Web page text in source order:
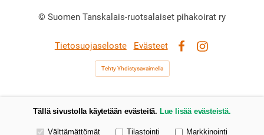
© Suomen Tanskalais-ruotsalaiset pihakoirat ry
Tietosuojaseloste
Evästeet
Tehty Yhdistysavaimella
Tällä sivustolla käytetään evästeitä. Lue lisää evästeistä.
Valitse käytettävät evästeet
Välttämättömät Tilastointi Markkinointi